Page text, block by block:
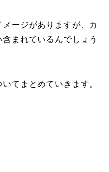
ージがありますが、カ
まれているんでしょう
てまとめていきます。